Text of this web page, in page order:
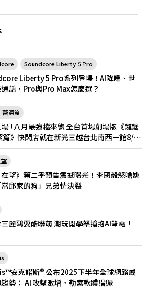
Soundcore Liberty 5 Pro
Liberty 5 Pro系列登場！AI降噪、世
話，Pro與Pro Max怎麼選？
蕾潔篇
! 八月最強檔來襲 全台首場劇場版《鏈鋸
篇》快閃店就在新光三越台北南西一館8/6
在望》第二季預告震撼曝光！李國毅怒嗆姚
邱家的狗」兄弟情決裂
三麗鷗耍酷聯萌 潮玩開學祭搶抱AI筆電！
安克諾斯® 公布2025下半年全球網路威
脅關鍵趨勢： AI 攻擊激增、勒索軟體猖獗